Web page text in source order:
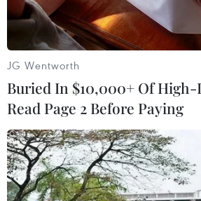
JG Wentworth
Buried In $10,000+ Of
Read Page 2 Before Paying